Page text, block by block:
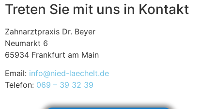
Treten Sie mit uns in Kontakt
Zahnarztpraxis Dr. Beyer
Neumarkt 6
65934 Frankfurt am Main
Email: info@nied-laechelt.de
Telefon: 069 – 39 32 39